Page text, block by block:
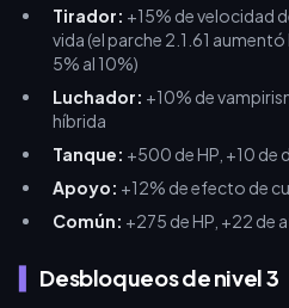
Tirador: +15% de velocidad
vida (el parche 2.1.61
5% al 10%)
Luchador: +10% de
híbrida
Tanque: +500 de HP, +10 de
Apoyo: +12% de efecto de
Común: +275 de HP, +22 de
Desbloqueos de nivel 3